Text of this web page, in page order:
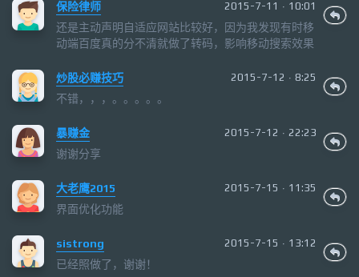
保险律师 2015-7-11 · 10:01
还是主动声明自适应网站比较好，因为我发现有时移
动端百度真的分不清就做了转码，影响移动搜索效果
炒股必赚技巧 2015-7-12 · 8:25
不错，，，。。。。。
暴赚金 2015-7-12 · 22:23
谢谢分享
大老鹰2015 2015-7-15 · 11:35
界面优化功能
sistrong 2015-7-15 · 13:12
已经照做了，谢谢！